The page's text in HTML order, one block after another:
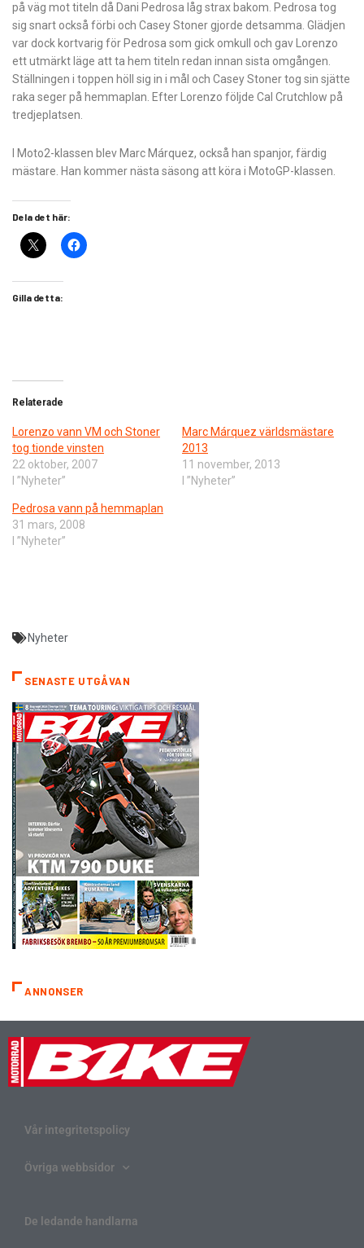
på väg mot titeln då Dani Pedrosa låg strax bakom. Pedrosa tog
sig snart också förbi och Casey Stoner gjorde detsamma. Glädjen
var dock kortvarig för Pedrosa som gick omkull och gav Lorenzo
ett utmärkt läge att ta hem titeln redan innan sista omgången.
Ställningen i toppen höll sig in i mål och Casey Stoner tog sin sjätte
raka seger på hemmaplan. Efter Lorenzo följde Cal Crutchlow på
tredjeplatsen.
I Moto2-klassen blev Marc Márquez, också han spanjor, färdig
mästare. Han kommer nästa säsong att köra i MotoGP-klassen.
Dela det här:
Gilla detta:
Relaterade
Lorenzo vann VM och Stoner
tog tionde vinsten
22 oktober, 2007
I ”Nyheter”
Marc Márquez världsmästare
2013
11 november, 2013
I ”Nyheter”
Pedrosa vann på hemmaplan
31 mars, 2008
I ”Nyheter”
Nyheter
SENASTE UTGÅVAN
ANNONSER
Vår integritetspolicy
Övriga webbsidor
De ledande handlarna